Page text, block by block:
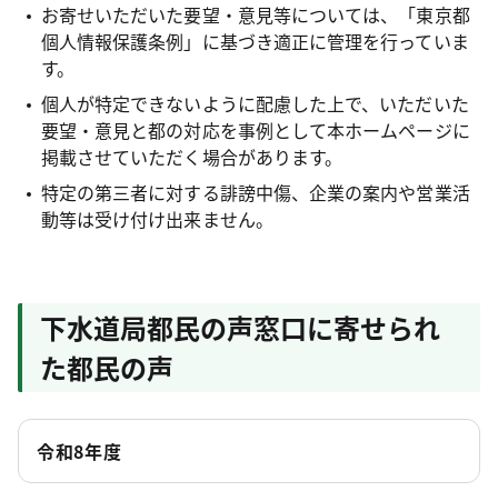
お寄せいただいた要望・意見等については、「東京都
個人情報保護条例」に基づき適正に管理を行っていま
す。
個人が特定できないように配慮した上で、いただいた
要望・意見と都の対応を事例として本ホームページに
掲載させていただく場合があります。
特定の第三者に対する誹謗中傷、企業の案内や営業活
動等は受け付け出来ません。
下水道局都民の声窓口に寄せられ
た都民の声
令和8年度